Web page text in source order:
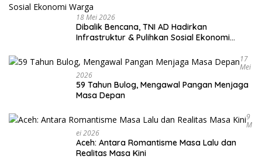
18 Mei 2026
Dibalik Bencana, TNI AD Hadirkan
Infrastruktur & Pulihkan Sosial Ekonomi
17
Mei
2026
59 Tahun Bulog, Mengawal Pangan Menjaga
Masa Depan
9
M
Ei 2026
Aceh: Antara Romantisme Masa Lalu dan
Realitas Masa Kini